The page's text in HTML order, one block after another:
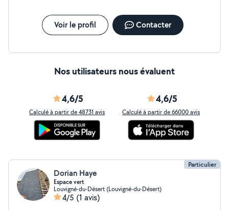
Voir le profil Contacter
Nos utilisateurs nous évaluent
4,6/5
Calculé à partir de 48731 avis
4,6/5
Calculé à partir de 66000 avis
Particulier
Dorian Haye
Espace vert
Louvigné-du-Désert (Louvigné-du-Désert)
4/5 (1 avis)